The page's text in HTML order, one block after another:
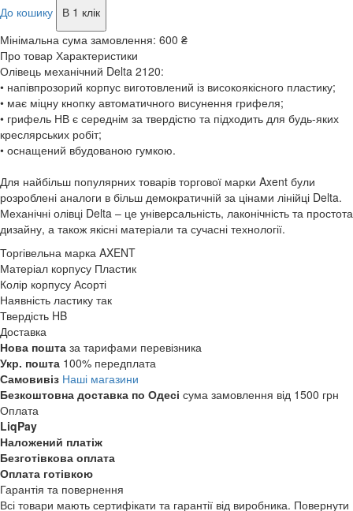
До кошику
В 1 клік
Мінімальна сума замовлення: 600 ₴
Про товар Характеристики
Олівець механічний Delta 2120:
• напівпрозорий корпус виготовлений із високоякісного пластику;
• має міцну кнопку автоматичного висунення грифеля;
• грифель НВ є середнім за твердістю та підходить для будь-яких
креслярських робіт;
• оснащений вбудованою гумкою.
Для найбільш популярних товарів торгової марки Axent були
розроблені аналоги в більш демократичній за цінами лінійці Delta.
Механічні олівці Delta – це універсальність, лаконічність та простота
дизайну, а також якісні матеріали та сучасні технології.
Торгівельна марка AXENT
Матеріал корпусу Пластик
Колір корпусу Асорті
Наявність ластику так
Твердість HB
Доставка
Нова пошта за тарифами перевізника
Укр. пошта 100% передплата
Самовивіз Наші магазини
Безкоштовна доставка по Одесі сума замовлення від 1500 грн
Оплата
LiqPay
Наложений платіж
Безготівкова оплата
Оплата готівкою
Гарантія та повернення
Всі товари мають сертифікати та гарантії від виробника. Повернути